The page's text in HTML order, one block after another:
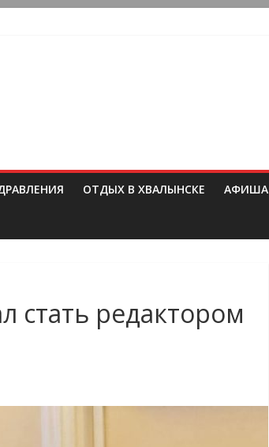
ОТДЫХ В ХВАЛЫНСКЕ АФИША
стать редактором